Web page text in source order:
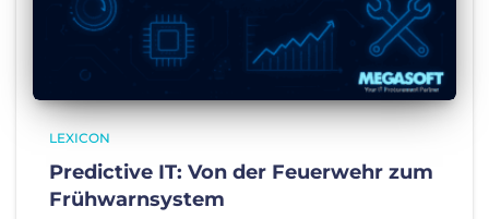
LEXICON
Predictive IT: Von der Feuerwehr zum
Frühwarnsystem